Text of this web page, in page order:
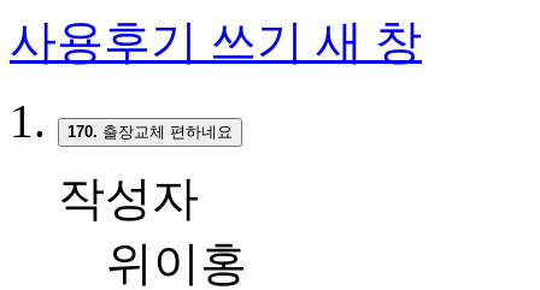
사용후기 쓰기 새 창
170. 출장교체 편하네요
작성자
위이홍